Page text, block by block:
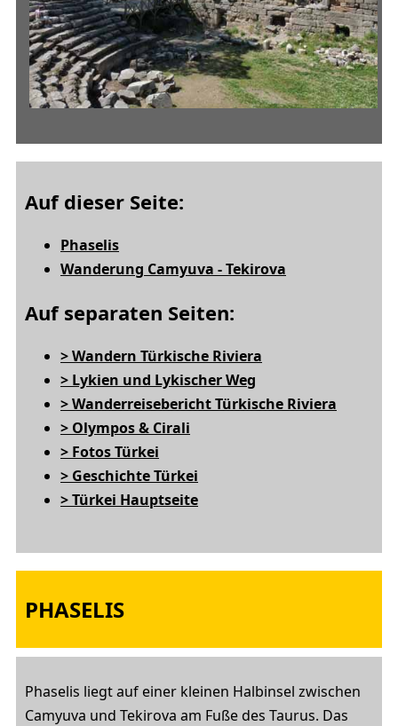
Auf dieser Seite:
Phaselis
Wanderung Camyuva - Tekirova
Auf separaten Seiten:
> Wandern Türkische Riviera
> Lykien und Lykischer Weg
> Wanderreisebericht Türkische Riviera
> Olympos & Cirali
> Fotos Türkei
> Geschichte Türkei
> Türkei Hauptseite
PHASELIS
Phaselis liegt auf einer kleinen Halbinsel zwischen
Camyuva und Tekirova am Fuße des Taurus. Das